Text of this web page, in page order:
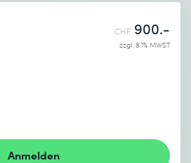
CHF 900.-
zzgl. 8.1% MWST
Anmelden